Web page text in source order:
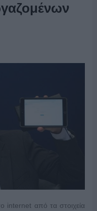
internet από τα στοιχεία